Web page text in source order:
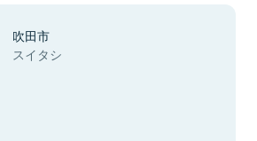
吹田市
スイタシ